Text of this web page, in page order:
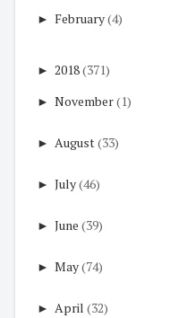
► February(4)
► 2018(371)
► November(1)
► August(33)
► July(46)
► June (39)
► May(74)
► April (32)